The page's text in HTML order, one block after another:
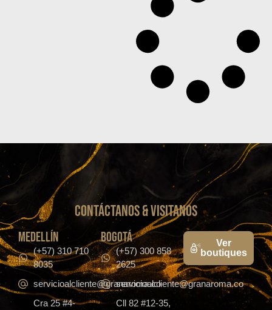
CONTáCTanos & VISITANOS
medellín
(+57) 310 710
8035
servicioalcliente@granaroma.co
Cra 25 #4-
bogotá
(+57) 300 858
2625
servicioalcliente@granaroma.co
Cll 82 #12-35,
Ver
boutiques